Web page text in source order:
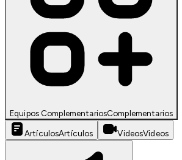
Equipos ComplementariosComplementarios
ArtículosArtículos VideosVideos